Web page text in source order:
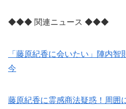
◆◆◆ 関連ニュース ◆◆◆
「藤原紀香に会いたい」陣内智
今
藤原紀香に霊感商法疑惑！周囲